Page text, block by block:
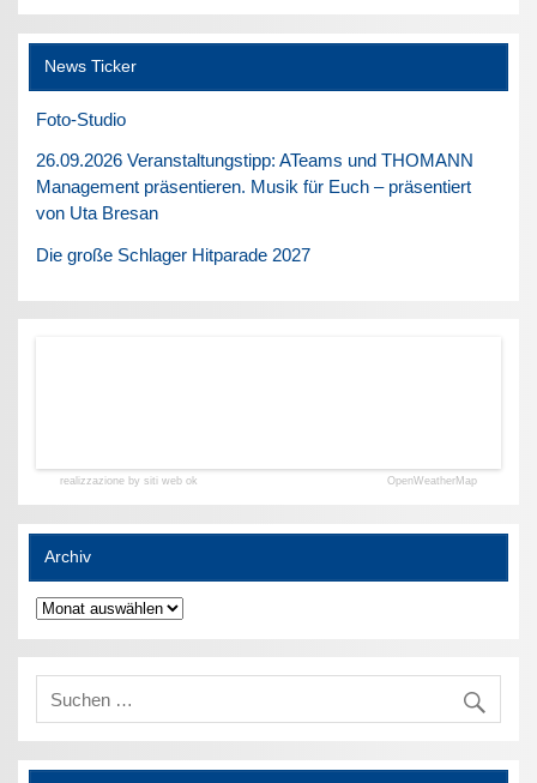
News Ticker
Foto-Studio
26.09.2026 Veranstaltungstipp: ATeams und THOMANN
Management präsentieren. Musik für Euch – präsentiert
von Uta Bresan
Die große Schlager Hitparade 2027
realizzazione by siti web ok OpenWeatherMap
Archiv
Archiv